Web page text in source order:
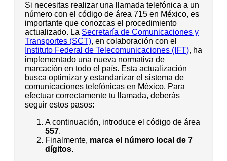
Si necesitas realizar una llamada telefónica a un
número con el código de área 715 en México, es
importante que conozcas el procedimiento
actualizado. La Secretaría de Comunicaciones y
Transportes (SCT), en colaboración con el
Instituto Federal de Telecomunicaciones (IFT), ha
implementado una nueva normativa de
marcación en todo el país. Esta actualización
busca optimizar y estandarizar el sistema de
comunicaciones telefónicas en México. Para
efectuar correctamente tu llamada, deberás
seguir estos pasos:
A continuación, introduce el código de área
557.
Finalmente, marca el número local de 7
dígitos.